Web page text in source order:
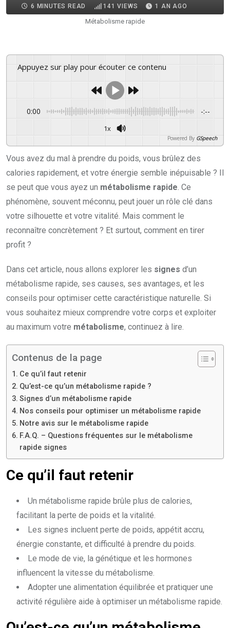
6 MINUTES READ
141 VIEWS 1 AN AGO
Métabolisme rapide
Appuyez sur play pour écouter ce contenu
0:00 -:--
1x
Powered By GSpeech
Vous avez du mal à prendre du poids, vous brûlez des
calories rapidement, et votre énergie semble inépuisable ? Il
se peut que vous ayez un métabolisme rapide. Ce
phénomène, souvent méconnu, peut jouer un rôle clé dans
votre silhouette et votre vitalité. Mais comment le
reconnaître concrètement ? Et surtout, comment en tirer
profit ?
Dans cet article, nous allons explorer les signes d’un
métabolisme rapide, ses causes, ses avantages, et les
conseils pour optimiser cette caractéristique naturelle. Si
vous souhaitez mieux comprendre votre corps et exploiter
au maximum votre métabolisme, continuez à lire.
Contenus de la page
Ce qu’il faut retenir
Qu’est-ce qu’un métabolisme rapide ?
Signes d’un métabolisme rapide
Nos conseils pour optimiser un métabolisme rapide
Notre avis sur le métabolisme rapide
F.A.Q. – Questions fréquentes sur le métabolisme
rapide signes
Ce qu’il faut retenir
Un métabolisme rapide brûle plus de calories,
facilitant la perte de poids et la vitalité.
Les signes incluent perte de poids, appétit accru,
énergie constante, et difficulté à prendre du poids.
Le mode de vie, la génétique et les hormones
influencent la vitesse du métabolisme.
Adopter une alimentation équilibrée et pratiquer une
activité régulière aide à optimiser un métabolisme rapide.